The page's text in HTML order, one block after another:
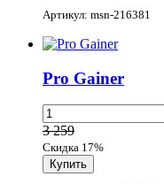
Артикул: msn-216381
Pro Gainer
3 259
Скидка 17%